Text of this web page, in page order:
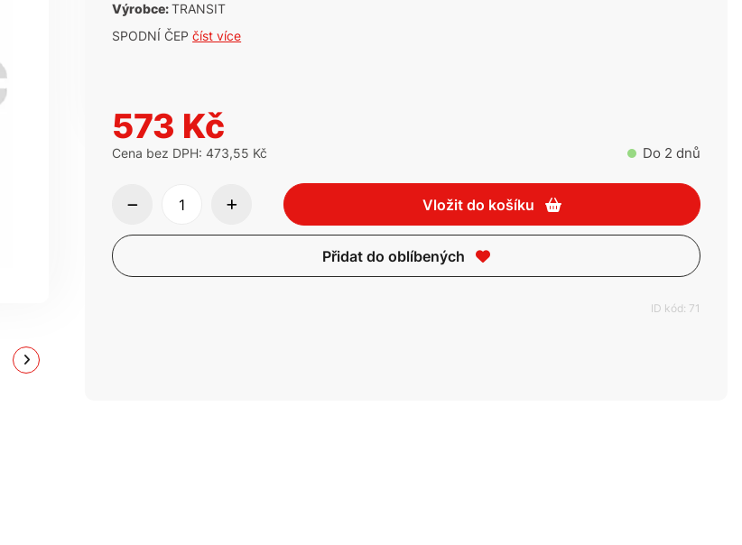
Výrobce:TRANSIT
SPODNÍ ČEP číst více
573 Kč
Cena bez DPH: 473,55 Kč Do 2 dnů
Vložit do košíku
Přidat do oblíbených
ID kód: 71